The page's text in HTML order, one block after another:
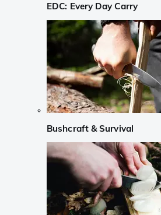
EDC: Every Day Carry
Bushcraft & Survival